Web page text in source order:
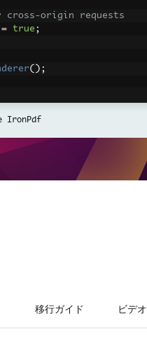
origin requests
= true ;
();
IronPdf
移行ガイド ビデオ